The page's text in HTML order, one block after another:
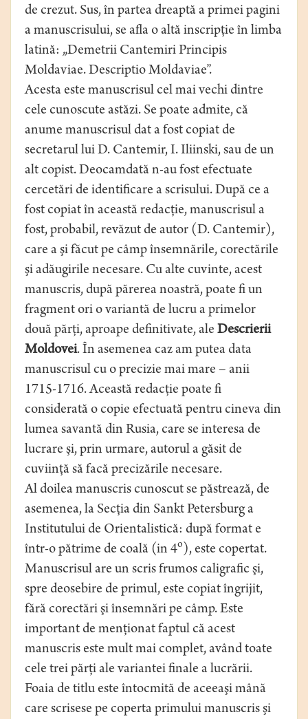
de crezut. Sus, în partea dreaptă a primei pagini
a manuscrisului, se afla o altă inscripţie în limba
latină: „Demetrii Cantemiri Principis
Moldaviae. Descriptio Moldaviae”.
Acesta este manuscrisul cel mai vechi dintre
cele cunoscute astăzi. Se poate admite, că
anume manuscrisul dat a fost copiat de
secretarul lui D. Cantemir, I. Iliinski, sau de un
alt copist. Deocamdată n-au fost efectuate
cercetări de identificare a scrisului. După ce a
fost copiat în această redacţie, manuscrisul a
fost, probabil, revăzut de autor (D. Cantemir),
care a şi făcut pe câmp însemnările, corectările
şi adăugirile necesare. Cu alte cuvinte, acest
manuscris, după părerea noastră, poate fi un
fragment ori o variantă de lucru a primelor
două părţi, aproape definitivate, ale Descrierii
Moldovei. În asemenea caz am putea data
manuscrisul cu o precizie mai mare – anii
1715-1716. Această redacţie poate fi
considerată o copie efectuată pentru cineva din
lumea savantă din Rusia, care se interesa de
lucrare şi, prin urmare, autorul a găsit de
cuviinţă să facă precizările necesare.
Al doilea manuscris cunoscut se păstrează, de
asemenea, la Secţia din Sankt Petersburg a
Institutului de Orientalistică: după format e
într-o pătrime de coală (in 4o), este copertat.
Manuscrisul are un scris frumos caligrafic şi,
spre deosebire de primul, este copiat îngrijit,
fără corectări şi însemnări pe câmp. Este
important de menţionat faptul că acest
manuscris este mult mai complet, având toate
cele trei părţi ale variantei finale a lucrării.
Foaia de titlu este întocmită de aceeaşi mână
care scrisese pe coperta primului manuscris şi